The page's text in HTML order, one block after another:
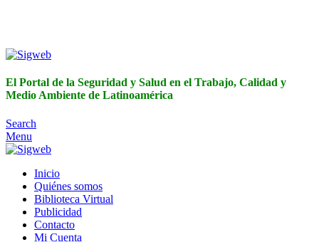
El Portal de la Seguridad y Salud en el Trabajo, Calidad y
Medio Ambiente de Latinoamérica
Search
Menu
Inicio
Quiénes somos
Biblioteca Virtual
Publicidad
Contacto
Mi Cuenta